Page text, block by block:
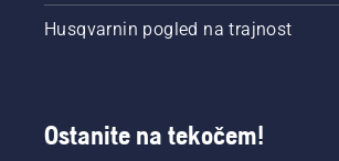
Husqvarnin pogled na trajnost
Ostanite na tekočem!